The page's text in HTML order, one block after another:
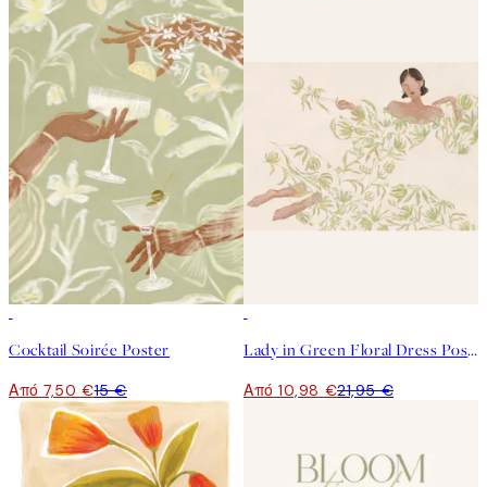
Cocktail Soirée Poster
Από 7,50 €15 €
Lady in Green Floral Dress Poster
Από 10,98 €21,95 €